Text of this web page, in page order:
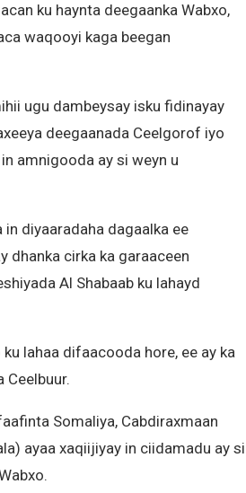
ku haynta deegaanka Wabxo,
waqooyi kaga beegan
ugu dambeysay isku fidinayay
deegaanada Ceelgorof iyo
amnigooda ay si weyn u
in diyaaradaha dagaalka ee
dhanka cirka ka garaaceen
Al Shabaab ku lahayd
ku lahaa difaacooda hore, ee ay ka
Ceelbuur.
Somaliya, Cabdiraxmaan
ayaa xaqiijiyay in ciidamadu ay si